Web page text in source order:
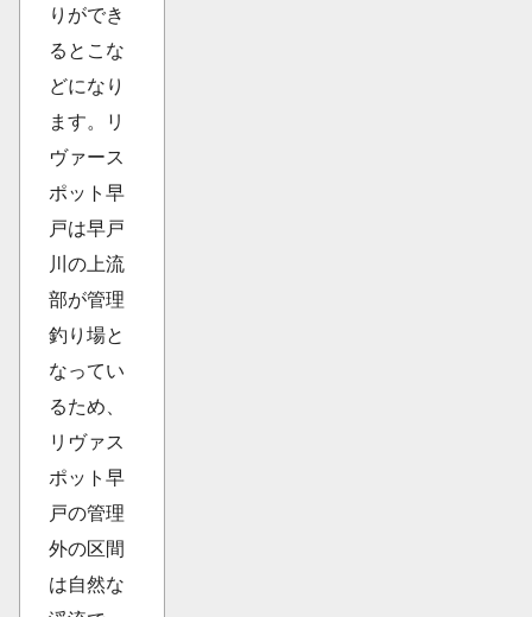
りができ
るとこな
どになり
ます。リ
ヴァース
ポット早
戸は早戸
川の上流
部が管理
釣り場と
なってい
るため、
リヴァス
ポット早
戸の管理
外の区間
は自然な